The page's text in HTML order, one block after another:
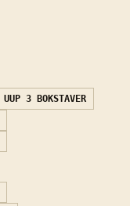
UUP 3 BOKSTAVER